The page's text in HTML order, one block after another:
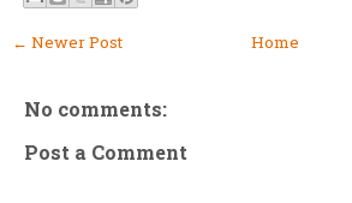
← Newer Post Home
No comments:
Post a Comment